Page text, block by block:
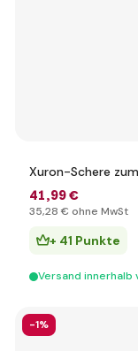
Xuron-Schere
41,99 €
35,28 € ohne MwSt
+ 41 Punkte
Versand innerhalb
-1%